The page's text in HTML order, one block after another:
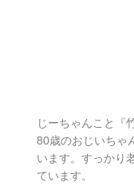
じーちゃんこと『
80歳のおじいちゃ
います。すっかり
ています。